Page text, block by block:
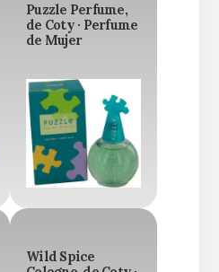
Puzzle Perfume,
de Coty · Perfume
de Mujer
Wild Spice